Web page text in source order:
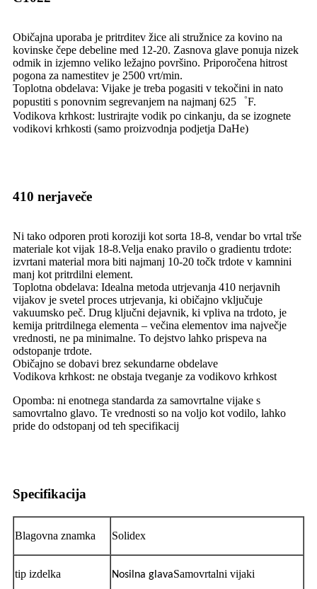
Običajna uporaba je pritrditev žice ali stružnice za kovino na
kovinske čepe debeline med 12-20. Zasnova glave ponuja nizek
odmik in izjemno veliko ležajno površino. Priporočena hitrost
pogona za namestitev je 2500 vrt/min.
Toplotna obdelava: Vijake je treba pogasiti v tekočini in nato
popustiti s ponovnim segrevanjem na najmanj 625゜F.
Vodikova krhkost: lustrirajte vodik po cinkanju, da se izognete
vodikovi krhkosti (samo proizvodnja podjetja DaHe)
410 nerjaveče
Ni tako odporen proti koroziji kot sorta 18-8, vendar bo vrtal trše
materiale kot vijak 18-8.Velja enako pravilo o gradientu trdote:
izvrtani material mora biti najmanj 10-20 točk trdote v kamnini
manj kot pritrdilni element.
Toplotna obdelava: Idealna metoda utrjevanja 410 nerjavnih
vijakov je svetel proces utrjevanja, ki običajno vključuje
vakuumsko peč. Drug ključni dejavnik, ki vpliva na trdoto, je
kemija pritrdilnega elementa – večina elementov ima največje
vrednosti, ne pa minimalne. To dejstvo lahko prispeva na
odstopanje trdote.
Običajno se dobavi brez sekundarne obdelave
Vodikova krhkost: ne obstaja tveganje za vodikovo krhkost
Opomba: ni enotnega standarda za samovrtalne vijake s
samovrtalno glavo. Te vrednosti so na voljo kot vodilo, lahko
pride do odstopanj od teh specifikacij
Specifikacija
Blagovna znamka Solidex
tip izdelka Nosilna glavaSamovrtalni vijaki